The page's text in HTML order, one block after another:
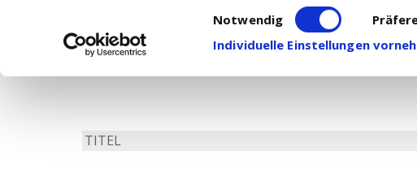
in den USA, finden Sie auf
Einwilligung auch jederzeit
Einwilligungsauswahl
Notwendig
Individuelle Einstellungen
Hier finden Sie chronologisch geordnet alle
Ihnen dieNachrichtensuche.
TITEL